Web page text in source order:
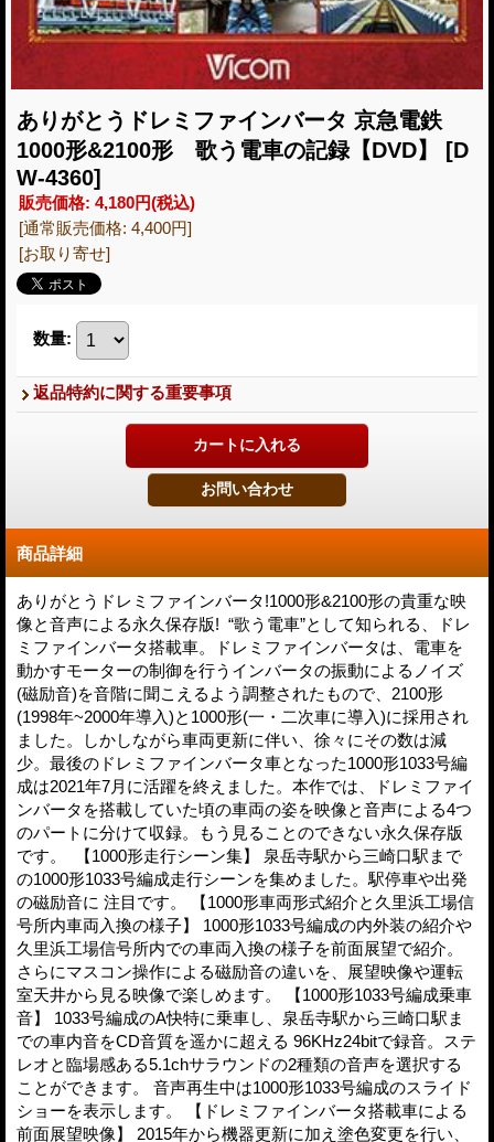
ありがとうドレミファインバータ 京急電鉄
1000形&2100形 歌う電車の記録【DVD】
[D
W-4360]
販売価格: 4,180円(税込)
[通常販売価格: 4,400円]
[お取り寄せ]
数量:
返品特約に関する重要事項
商品詳細
ありがとうドレミファインバータ!1000形&2100形の貴重な映
像と音声による永久保存版! “歌う電車”として知られる、ドレ
ミファインバータ搭載車。ドレミファインバータは、電車を
動かすモーターの制御を行うインバータの振動によるノイズ
(磁励音)を音階に聞こえるよう調整されたもので、2100形
(1998年~2000年導入)と1000形(一・二次車に導入)に採用され
ました。しかしながら車両更新に伴い、徐々にその数は減
少。最後のドレミファインバータ車となった1000形1033号編
成は2021年7月に活躍を終えました。本作では、ドレミファイ
ンバータを搭載していた頃の車両の姿を映像と音声による4つ
のパートに分けて収録。もう見ることのできない永久保存版
です。 【1000形走行シーン集】 泉岳寺駅から三崎口駅まで
の1000形1033号編成走行シーンを集めました。駅停車や出発
の磁励音に 注目です。 【1000形車両形式紹介と久里浜工場信
号所内車両入換の様子】 1000形1033号編成の内外装の紹介や
久里浜工場信号所内での車両入換の様子を前面展望で紹介。
さらにマスコン操作による磁励音の違いを、展望映像や運転
室天井から見る映像で楽しめます。 【1000形1033号編成乗車
音】 1033号編成のA快特に乗車し、泉岳寺駅から三崎口駅ま
での車内音をCD音質を遥かに超える 96KHz24bitで録音。ステ
レオと臨場感ある5.1chサラウンドの2種類の音声を選択する
ことができます。 音声再生中は1000形1033号編成のスライド
ショーを表示します。 【ドレミファインバータ搭載車による
前面展望映像】 2015年から機器更新に加え塗色変更を行い、